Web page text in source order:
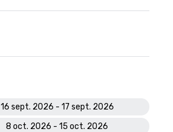
16 sept. 2026 - 17 sept. 2026
8 oct. 2026 - 15 oct. 2026